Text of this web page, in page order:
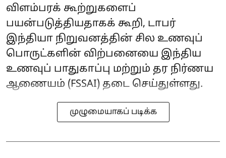
விளம்பரக் கூற்றுகளைப்
பயன்படுத்தியதாகக் கூறி, டாபர்
இந்தியா நிறுவனத்தின் சில உணவுப்
பொருட்களின் விற்பனையை இந்திய
உணவுப் பாதுகாப்பு மற்றும் தர நிர்ணய
ஆணையம் (FSSAI) தடை செய்துள்ளது.
முழுமையாகப் படிக்க